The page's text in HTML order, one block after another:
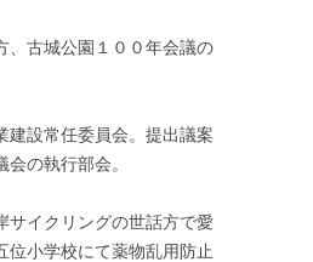
古城公園１００年会議の
設常任委員会。提出議案
の執行部会。
イクリングの世話方で愛
位小学校にて薬物乱用防止